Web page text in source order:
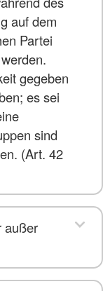
auf dem
Partei
gegeben
es sei
sind
(Art. 42
außer